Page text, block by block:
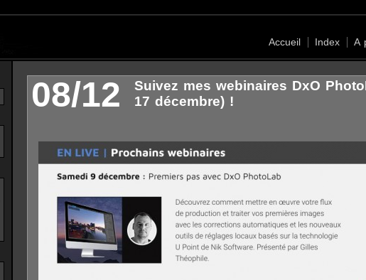
Accueil Index A
08/12
Suivez mes webinaires DxO
17 décembre) !